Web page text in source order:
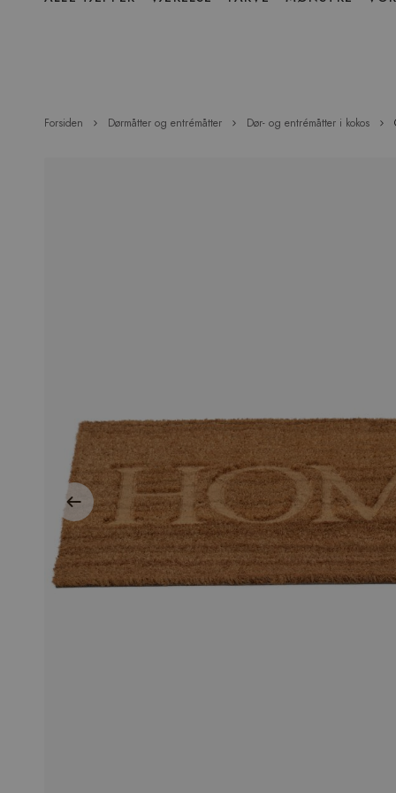
Forsiden Dørmåtter og entrémåtter Dør- og entrémåtter i kokos